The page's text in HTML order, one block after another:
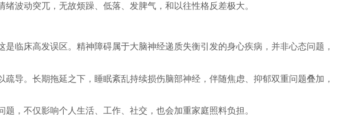
动突兀，无故烦躁、低落、发脾气，和以往性格反差极大。
床高发误区。精神障碍属于大脑神经递质失衡引发的身心疾病，并非心态问题，
。长期拖延之下，睡眠紊乱持续损伤脑部神经，伴随焦虑、抑郁双重问题叠加，
不仅影响个人生活、工作、社交，也会加重家庭照料负担。